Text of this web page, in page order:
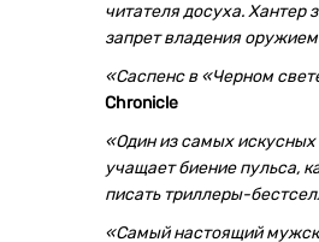
читателя досуха. Хантер
запрет владения
«Саспенс в «Черном
Chronicle
«Один из самых
учащает биение пульса,
писать триллеры-
«Самый настоящий